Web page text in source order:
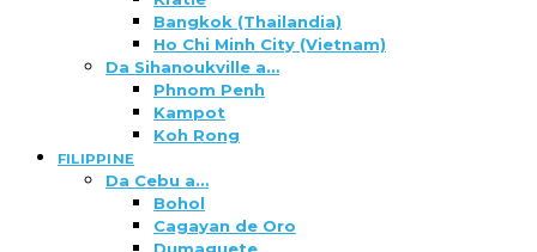
Bangkok (Thailandia)
Ho Chi Minh City (Vietnam)
Da Sihanoukville a…
Phnom Penh
Kampot
Koh Rong
FILIPPINE
Da Cebu a…
Bohol
Cagayan de Oro